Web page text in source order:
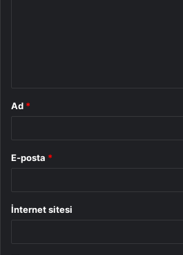
Ad *
E-posta *
İnternet sitesi